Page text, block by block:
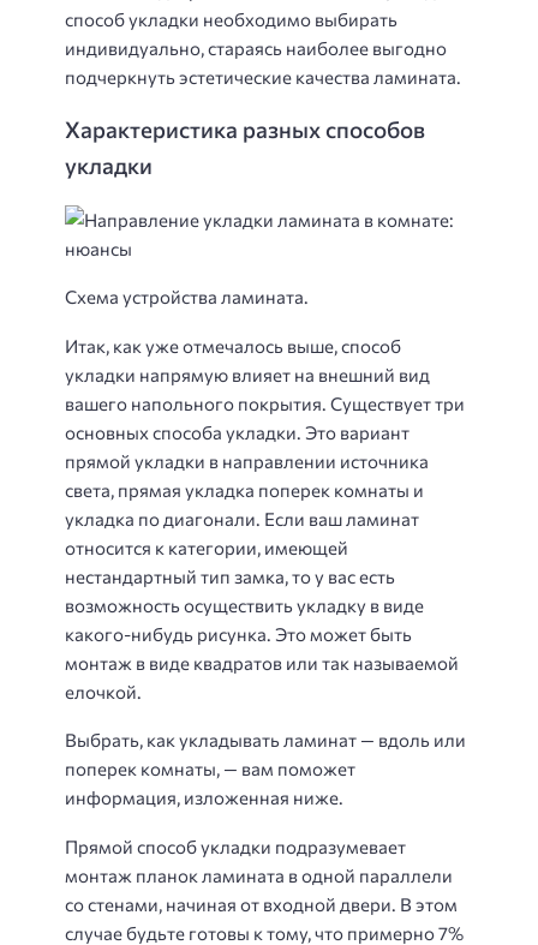
способ укладки необходимо выбирать
индивидуально, стараясь наиболее выгодно
подчеркнуть эстетические качества ламината.
Характеристика разных способов
укладки
Схема устройства ламината.
Итак, как уже отмечалось выше, способ
укладки напрямую влияет на внешний вид
вашего напольного покрытия. Существует три
основных способа укладки. Это вариант
прямой укладки в направлении источника
света, прямая укладка поперек комнаты и
укладка по диагонали. Если ваш ламинат
относится к категории, имеющей
нестандартный тип замка, то у вас есть
возможность осуществить укладку в виде
какого-нибудь рисунка. Это может быть
монтаж в виде квадратов или так называемой
елочкой.
Выбрать, как укладывать ламинат — вдоль или
поперек комнаты, — вам поможет
информация, изложенная ниже.
Прямой способ укладки подразумевает
монтаж планок ламината в одной параллели
со стенами, начиная от входной двери. В этом
случае будьте готовы к тому, что примерно 7%